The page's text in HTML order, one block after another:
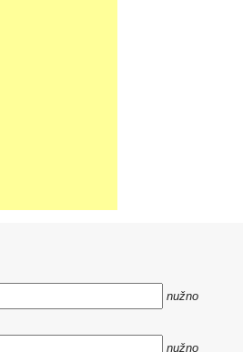
nužno
nužno